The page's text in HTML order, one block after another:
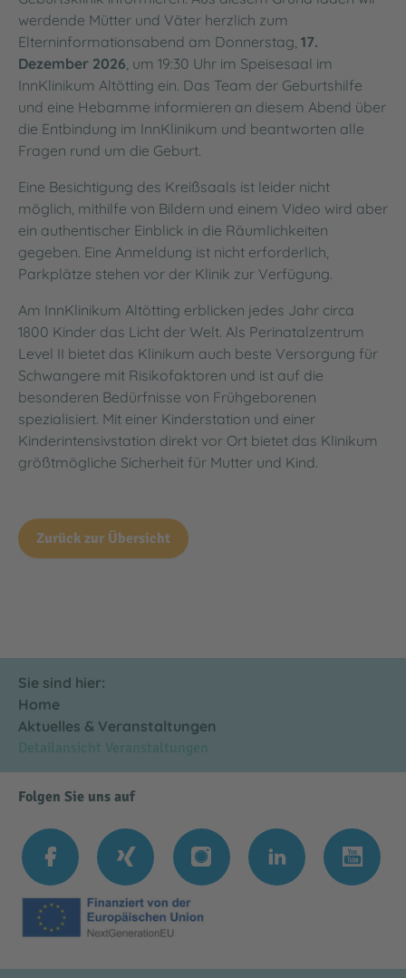
werdende Mütter und Väter herzlich zum
Elterninformationsabend am Donnerstag, 17.
Dezember 2026 , um 19:30 Uhr im Speisesaal im
InnKlinikum Altötting ein. Das Team der Geburtshilfe
und eine Hebamme informieren an diesem Abend über
die Entbindung im InnKlinikum und beantworten alle
Fragen rund um die Geburt.
Eine Besichtigung des Kreißsaals ist leider nicht
möglich, mithilfe von Bildern und einem Video wird aber
ein authentischer Einblick in die Räumlichkeiten
gegeben. Eine Anmeldung ist nicht erforderlich,
Parkplätze stehen vor der Klinik zur Verfügung.
Am InnKlinikum Altötting erblicken jedes Jahr circa
1800 Kinder das Licht der Welt. Als Perinatalzentrum
Level II bietet das Klinikum auch beste Versorgung für
Schwangere mit Risikofaktoren und ist auf die
besonderen Bedürfnisse von Frühgeborenen
spezialisiert. Mit einer Kinderstation und einer
Kinderintensivstation direkt vor Ort bietet das Klinikum
größtmögliche Sicherheit für Mutter und Kind.
Zurück zur Übersicht
Sie sind hier:
Home
Aktuelles & Veranstaltungen
Detailansicht Veranstaltungen
Folgen Sie uns auf